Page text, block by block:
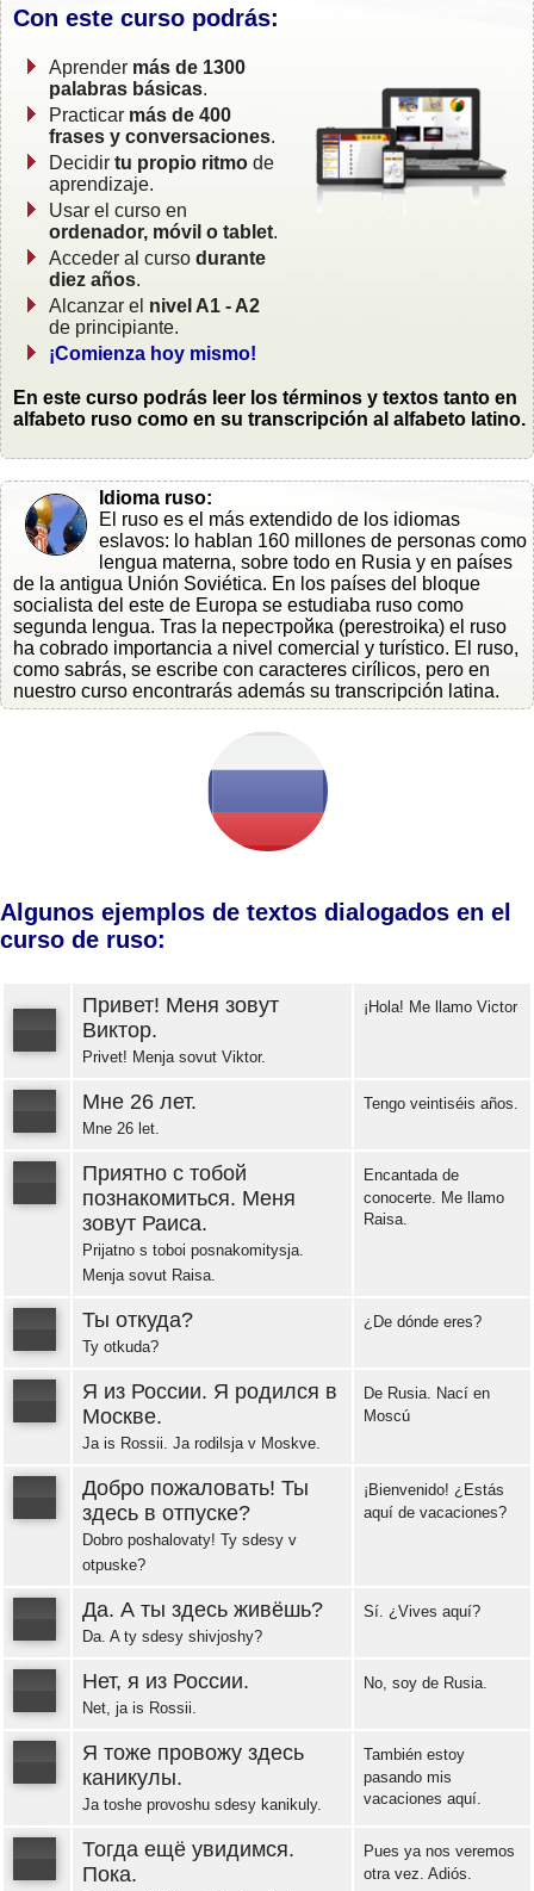
Con este curso podrás:
Aprender más de 1300
palabras básicas.
Practicar más de 400
frases y conversaciones.
Decidir tu propio ritmo de
aprendizaje.
Usar el curso en
ordenador, móvil o tablet.
Acceder al curso durante
diez años.
Alcanzar el nivel A1 - A2
de principiante.
¡Comienza hoy mismo!
En este curso podrás leer los términos y textos tanto en
alfabeto ruso como en su transcripción al alfabeto latino.
Idioma ruso:
El ruso es el más extendido de los idiomas
eslavos: lo hablan 160 millones de personas como
lengua materna, sobre todo en Rusia y en países
de la antigua Unión Soviética. En los países del bloque
socialista del este de Europa se estudiaba ruso como
segunda lengua. Tras la перестройка (perestroika) el ruso
ha cobrado importancia a nivel comercial y turístico. El ruso,
como sabrás, se escribe con caracteres cirílicos, pero en
nuestro curso encontrarás además su transcripción latina.
Algunos ejemplos de textos dialogados en el
curso de ruso:
Привет! Меня зовут
Виктор.
Privet! Menja sovut Viktor.
¡Hola! Me llamo Victor
Мне 26 лет.
Mne 26 let.
Tengo veintiséis años.
Приятно с тобой
познакомиться. Меня
зовут Раиса.
Prijatno s toboi posnakomitysja.
Menja sovut Raisa.
Encantada de
conocerte. Me llamo
Raisa.
Ты откуда?
Ty otkuda?
¿De dónde eres?
Я из России. Я родился в
Москве.
Ja is Rossii. Ja rodilsja v Moskve.
De Rusia. Nací en
Moscú
Добро пожаловать! Ты
здесь в отпуске?
Dobro poshalovaty! Ty sdesy v
otpuske?
¡Bienvenido! ¿Estás
aquí de vacaciones?
Да. А ты здесь живёшь?
Da. A ty sdesy shivjoshy?
Sí. ¿Vives aquí?
Нет, я из России.
Net, ja is Rossii.
No, soy de Rusia.
Я тоже провожу здесь
каникулы.
Ja toshe provoshu sdesy kanikuly.
También estoy
pasando mis
vacaciones aquí.
Тогда ещё увидимся.
Пока.
Pues ya nos veremos
otra vez. Adiós.